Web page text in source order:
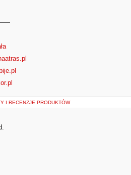
I RECENZJE PRODUKTÓW